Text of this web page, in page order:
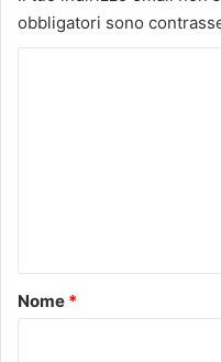
obbligatori sono
o
Nome *